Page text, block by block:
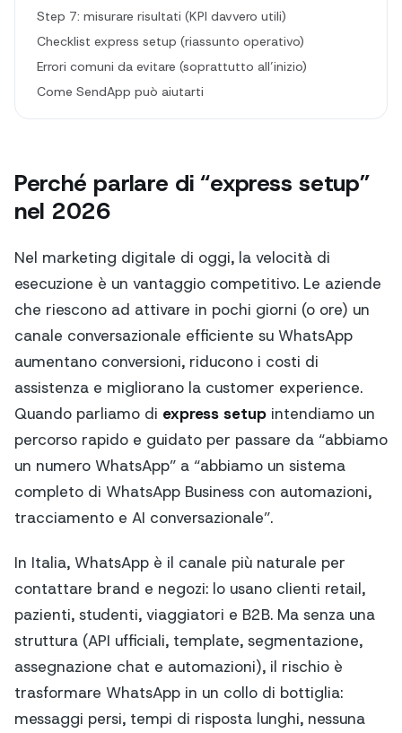
Step 7: misurare risultati (KPI davvero utili)
Checklist express setup (riassunto operativo)
Errori comuni da evitare (soprattutto all’inizio)
Come SendApp può aiutarti
Perché parlare di “express setup”
nel 2026
Nel marketing digitale di oggi, la velocità di
esecuzione è un vantaggio competitivo. Le aziende
che riescono ad attivare in pochi giorni (o ore) un
canale conversazionale efficiente su WhatsApp
aumentano conversioni, riducono i costi di
assistenza e migliorano la customer experience.
Quando parliamo di express setup intendiamo un
percorso rapido e guidato per passare da “abbiamo
un numero WhatsApp” a “abbiamo un sistema
completo di WhatsApp Business con automazioni,
tracciamento e AI conversazionale”.
In Italia, WhatsApp è il canale più naturale per
contattare brand e negozi: lo usano clienti retail,
pazienti, studenti, viaggiatori e B2B. Ma senza una
struttura (API ufficiali, template, segmentazione,
assegnazione chat e automazioni), il rischio è
trasformare WhatsApp in un collo di bottiglia:
messaggi persi, tempi di risposta lunghi, nessuna